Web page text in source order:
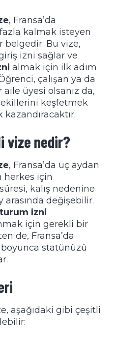
, Fransa’da
kalmak isteyen
belgedir. Bu vize,
izni sağlar ve
almak için ilk adım
çalışan ya da
aile üyesi olsanız da,
keşfetmek
vize nedir?
, Fransa’da üç aydan
herkes için
kalış nedenine
değişebilir.
izni
için gerekli bir
de, Fransa’da
statünüzü
aşağıdaki gibi çeşitli